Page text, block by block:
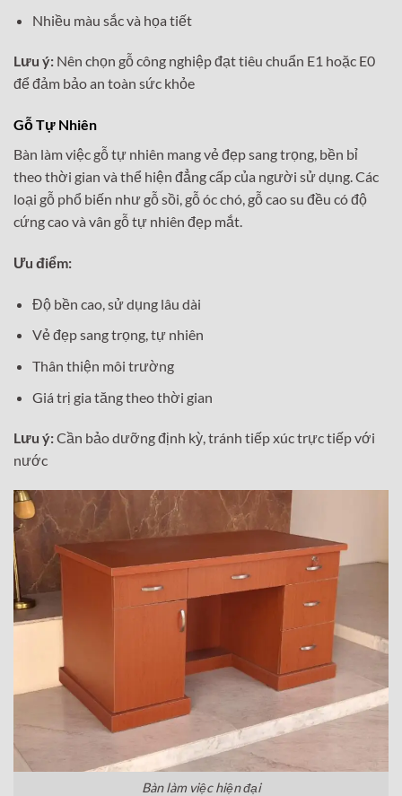
Nhiều màu sắc và họa tiết
Lưu ý: Nên chọn gỗ công nghiệp đạt tiêu chuẩn E1 hoặc E0
để đảm bảo an toàn sức khỏe
Gỗ Tự Nhiên
Bàn làm việc gỗ tự nhiên mang vẻ đẹp sang trọng, bền bỉ
theo thời gian và thể hiện đẳng cấp của người sử dụng. Các
loại gỗ phổ biến như gỗ sồi, gỗ óc chó, gỗ cao su đều có độ
cứng cao và vân gỗ tự nhiên đẹp mắt.
Ưu điểm:
Độ bền cao, sử dụng lâu dài
Vẻ đẹp sang trọng, tự nhiên
Thân thiện môi trường
Giá trị gia tăng theo thời gian
Lưu ý:Cần bảo dưỡng định kỳ, tránh tiếp xúc trực tiếp với
nước
Bàn làm việc hiện đại